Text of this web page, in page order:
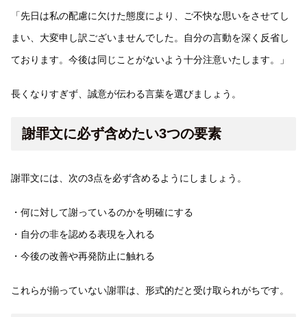
「先日は私の配慮に欠けた態度により、ご不快な思いをさせてし
まい、大変申し訳ございませんでした。自分の言動を深く反省し
ております。今後は同じことがないよう十分注意いたします。」
長くなりすぎず、誠意が伝わる言葉を選びましょう。
謝罪文に必ず含めたい3つの要素
謝罪文には、次の3点を必ず含めるようにしましょう。
・何に対して謝っているのかを明確にする
・自分の非を認める表現を入れる
・今後の改善や再発防止に触れる
これらが揃っていない謝罪は、形式的だと受け取られがちです。